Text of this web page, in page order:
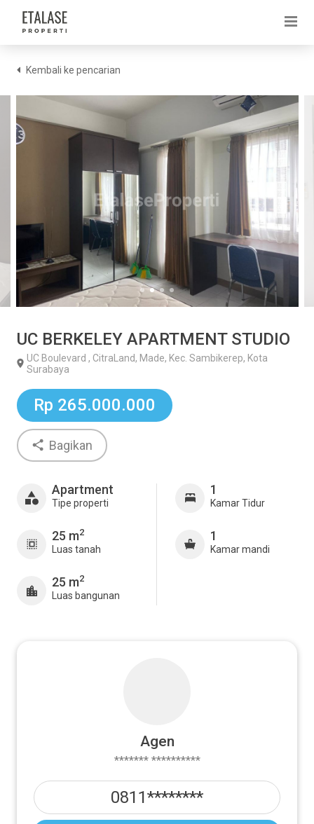
Kembali ke pencarian
UC BERKELEY APARTMENT STUDIO
UC Boulevard , CitraLand, Made, Kec. Sambikerep, Kota
Surabaya
Rp 265.000.000
Bagikan
Apartment
Tipe properti
25 m2
Luas tanah
25 m2
Luas bangunan
1
Kamar Tidur
1
Kamar mandi
Agen
******* **********
0811********